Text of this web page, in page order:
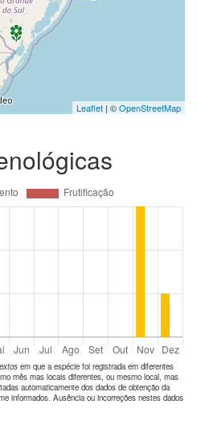
Leaflet | ©OpenStreetMap
em que a espécie foi registrada em diferentes
mês mas locais diferentes, ou mesmo local, mas
automaticamente dos dados de obtenção da
informados. Ausência ou incorreções nestes dados